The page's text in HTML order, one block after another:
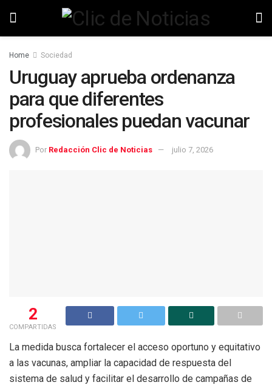
Home Sociedad
Uruguay aprueba ordenanza
para que diferentes
profesionales puedan vacunar
Por Redacción Clic de Noticias julio 7, 2026
2
COMPARTIDAS
La medida busca fortalecer el acceso oportuno y equitativo
a las vacunas, ampliar la capacidad de respuesta del
sistema de salud y facilitar el desarrollo de campañas de